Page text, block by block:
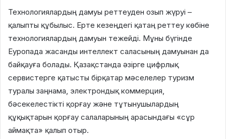
Технологиялардың дамуы реттеуден озып жүруі –
қалыпты құбылыс. Ерте кезеңдегі қатаң реттеу көбіне
технологиялардың дамуын тежейді. Мұны бүгінде
Еуропада жасанды интеллект саласының дамуынан да
байқауға болады. Қазақстанда әзірге цифрлық
сервистерге қатысты бірқатар мәселелер туризм
туралы заңнама, электрондық коммерция,
бәсекелестікті қорғау және тұтынушылардың
құқықтарын қорғау салаларының арасындағы «сұр
аймақта» қалып отыр.